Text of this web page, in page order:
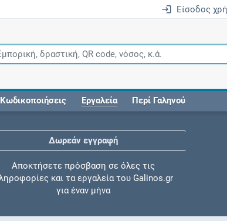
Είσοδος
Κωδικοποιήσεις Εργαλεία Περί Γαληνού
Δωρεάν εγγραφή
Αποκτήσετε πρόσβαση σε όλες τις
και τα εργαλεία του Galinos.gr
για έναν μήνα